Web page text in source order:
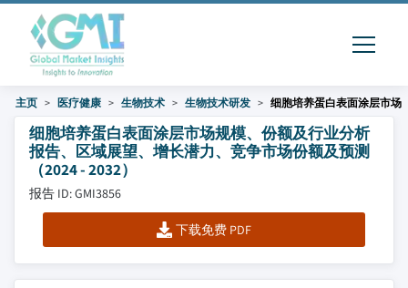
主页 医疗健康 生物技术 生物技术研发 细胞培养蛋白表面涂层市场
细胞培养蛋白表面涂层市场规模、份额及行业分析
报告、区域展望、增长潜力、竞争市场份额及预测
（2024 - 2032）
报告 ID: GMI3856
下载免费 PDF